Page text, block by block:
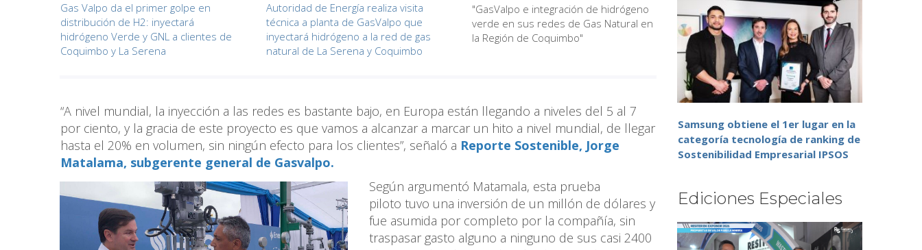
Gas Valpo da el primer golpe en
distribución de H2: inyectará
hidrógeno Verde y GNL a clientes de
Coquimbo y La Serena
Autoridad de Energía realiza visita
técnica a planta de GasValpo que
inyectará hidrógeno a la red de gas
natural de La Serena y Coquimbo
"GasValpo e integración de hidrógeno
verde en sus redes de Gas Natural en
la Región de Coquimbo"
“A nivel mundial, la inyección a las redes es bastante bajo, en Europa están llegando a niveles del 5 al 7
por ciento, y la gracia de este proyecto es que vamos a alcanzar a marcar un hito a nivel mundial, de llegar
hasta el 20% en volumen, sin ningún efecto para los clientes”, señaló a Reporte Sostenible, Jorge
Matalama, subgerente general de Gasvalpo.
Según argumentó Matamala, esta prueba
piloto tuvo una inversión de un millón de dólares y
fue asumida por completo por la compañía, sin
traspasar gasto alguno a ninguno de sus casi 2400
Samsung obtiene el 1er lugar en la
categoría tecnología de ranking de
Sostenibilidad Empresarial IPSOS
Ediciones Especiales